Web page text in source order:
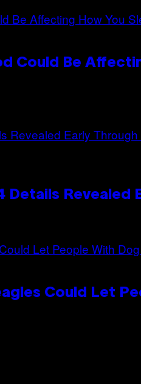
Could Be
Details Revealed
Could Let